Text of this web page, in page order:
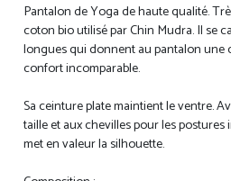
Pantalon de Yoga de haute qualité.
coton bio utilisé par Chin Mudra. Il se
longues qui donnent au pantalon
confort incomparable.
Sa ceinture plate maintient le ventre.
taille et aux chevilles pour les postures
met en valeur la silhouette.